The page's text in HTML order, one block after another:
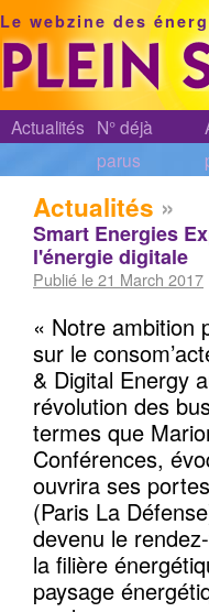
Le webzine des
Actualités N° déjà
parus
Actualités »
Smart Energies
l'énergie digitale
Publié le 21 March 2017
« Notre ambition
sur le
& Digital Energy
révolution des
termes que
Conférences,
ouvrira ses
(Paris La
devenu le
la filière
paysage